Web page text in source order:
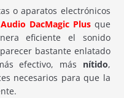
o aparatos electrónicos
DacMagic Plusque
eficiente el sonido
bastante enlatado
efectivo, más nítido,
necesarios para que la